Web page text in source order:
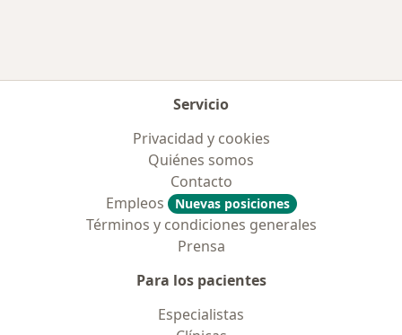
Servicio
Privacidad y cookies
Quiénes somos
Contacto
Empleos
Nuevas posiciones
Términos y condiciones generales
Prensa
Para los pacientes
Especialistas